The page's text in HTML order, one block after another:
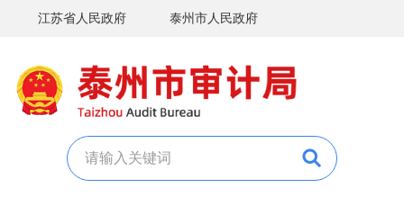
江苏省人民政府 泰州市人民政府